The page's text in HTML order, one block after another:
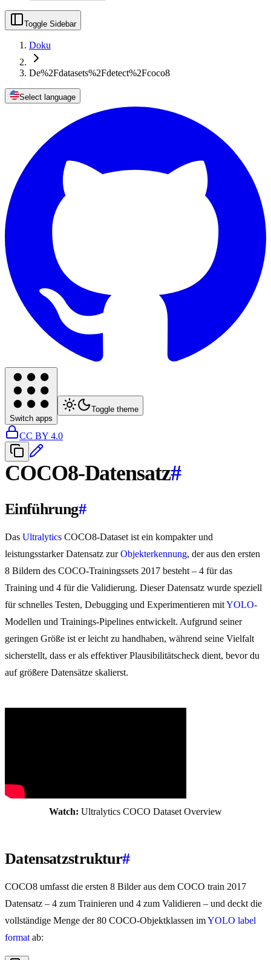
Toggle Sidebar
Doku
De%2Fdatasets%2Fdetect%2Fcoco8
Select language
Switch apps
Toggle theme
CC BY 4.0
COCO8-Datensatz#
Einführung#
Das Ultralytics COCO8-Dataset ist ein kompakter und
leistungsstarker Datensatz zurObjekterkennung, der aus den ersten
8 Bildern des COCO-Trainingssets 2017 besteht – 4 für das
Training und 4 für die Validierung. Dieser Datensatz wurde speziell
für schnelles Testen, Debugging und Experimentieren mitYOLO-
Modellen und Trainings-Pipelines entwickelt. Aufgrund seiner
geringen Größe ist er leicht zu handhaben, während seine Vielfalt
sicherstellt, dass er als effektiver Plausibilitätscheck dient, bevor du
auf größere Datensätze skalierst.
Watch: Ultralytics COCO Dataset Overview
Datensatzstruktur#
COCO8 umfasst die ersten 8 Bilder aus dem COCO train 2017
Datensatz – 4 zum Trainieren und 4 zum Validieren – und deckt die
vollständige Menge der 80 COCO-Objektklassen imYOLO label
format ab: